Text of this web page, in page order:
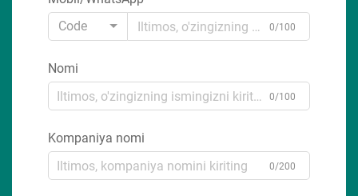
Code
0/100
Nomi
0/100
Kompaniya nomi
0/200